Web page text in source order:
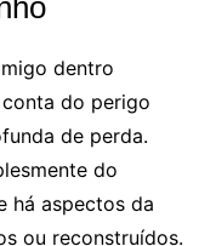
dentro
do perigo
de perda.
do
há aspectos da
ou reconstruídos.